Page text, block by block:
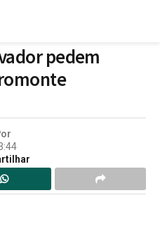
pedem